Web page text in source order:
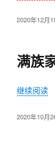
发
2020年12月
满族
继续阅读
发
2020年10月